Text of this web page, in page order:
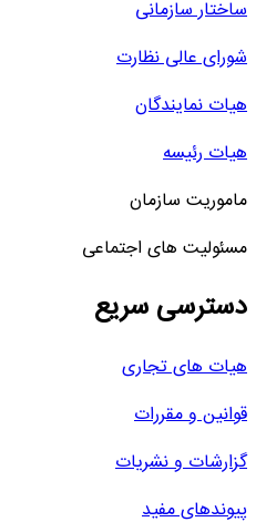
ساختار سازمانی
شورای عالی نظارت
هیات نمایندگان
هیات رئیسه
ماموریت سازمان
مسئولیت های اجتماعی
دسترسی سریع
هیات های تجاری
قوانین و مقررات
گزارشات و نشریات
پیوندهای مفید